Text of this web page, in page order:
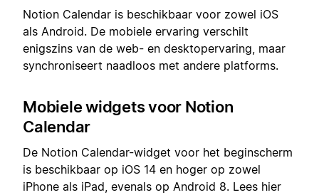
Notion Calendar is beschikbaar voor zowel iOS
als Android. De mobiele ervaring verschilt
enigszins van de web- en desktopervaring, maar
synchroniseert naadloos met andere platforms.
Mobiele widgets voor Notion
Calendar
De Notion Calendar-widget voor het beginscherm
is beschikbaar op iOS 14 en hoger op zowel
iPhone als iPad, evenals op Android 8. Lees hier